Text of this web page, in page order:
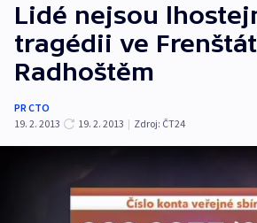
Lidé nejsou
tragédii ve
Radhoštěm
PR CTO
19. 2. 2013
19. 2. 2013 | Zdroj: ČT24